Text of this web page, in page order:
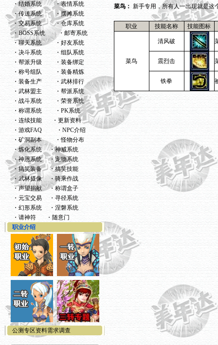
・结婚系统・表情系统
・传送系统・ 摆摊系统
・交易系统・仓库系统
・ BOSS系统 ・ 邮寄系统
・聊天系统・ 好友系统
・ 决斗系统 ・ 组队系统
・ 帮派升级 ・ 装备绑定
・ 称号组队 ・ 装备精炼
・ 装备生产 ・ 武林排行
・ 武林盟主 ・ 帮派系统
・ 战斗系统 ・ 荣誉系统
・ 称谓系统 ・ PK系统
・ 连续技能 ・ 更新资料
・ 游戏FAQ ・ NPC介绍
・ 矿洞副本 ・怪物分布
・炼化系统・神威系统
・神恩系统・宠物系统
・搞笑装备・搞笑技能
・ 武林摄像・骑乘作战
・声望捐献・ 称谓盒子
・ 元宝交易 ・ 寻径系统
・ 幻形系统 ・ 涅磐系统
・ 请神符 ・ 随意门
职业介绍
公测专区资料需求调查
菜鸟： 新手专用，所有人一出现就是这
职业 技能名称 技能图标
菜鸟
清风破
震烈击
铁拳